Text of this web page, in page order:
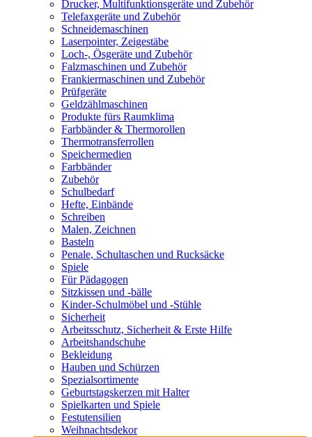
Drucker, Multifunktionsgeräte und Zubehör
Telefaxgeräte und Zubehör
Schneidemaschinen
Laserpointer, Zeigestäbe
Loch-, Ösgeräte und Zubehör
Falzmaschinen und Zubehör
Frankiermaschinen und Zubehör
Prüfgeräte
Geldzählmaschinen
Produkte fürs Raumklima
Farbbänder & Thermorollen
Thermotransferrollen
Speichermedien
Farbbänder
Zubehör
Schulbedarf
Hefte, Einbände
Schreiben
Malen, Zeichnen
Basteln
Penale, Schultaschen und Rucksäcke
Spiele
Für Pädagogen
Sitzkissen und -bälle
Kinder-Schulmöbel und -Stühle
Sicherheit
Arbeitsschutz, Sicherheit & Erste Hilfe
Arbeitshandschuhe
Bekleidung
Hauben und Schürzen
Spezialsortimente
Geburtstagskerzen mit Halter
Spielkarten und Spiele
Festutensilien
Weihnachtsdekor